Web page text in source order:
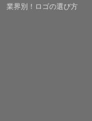
業界別！ロゴの選び方